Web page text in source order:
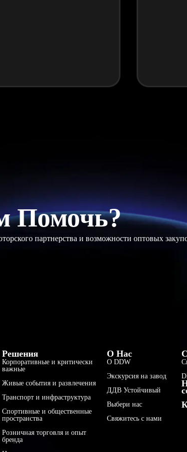
партнерства и возможности оптовых
Решения
Корпоративные и критически
важные
Живые события и развлечения
Транспорт и инфраструктура
Спортивные и общественные
пространства
Розничная торговля и опыт
бренда
О Нас
О DDW
Экскурсия на завод
ДДВ Устойчивый
Выбери нас
Свяжитесь с нами